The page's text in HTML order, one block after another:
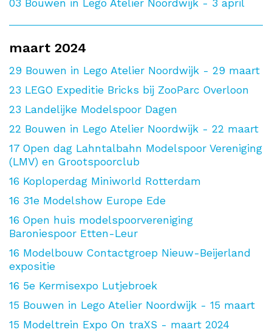
03 Bouwen in Lego Atelier Noordwijk - 3 april
maart 2024
29 Bouwen in Lego Atelier Noordwijk - 29 maart
23 LEGO Expeditie Bricks bij ZooParc Overloon
23 Landelijke Modelspoor Dagen
22 Bouwen in Lego Atelier Noordwijk - 22 maart
17 Open dag Lahntalbahn Modelspoor Vereniging
(LMV) en Grootspoorclub
16 Koploperdag Miniworld Rotterdam
16 31e Modelshow Europe Ede
16 Open huis modelspoorvereniging
Baroniespoor Etten-Leur
16 Modelbouw Contactgroep Nieuw-Beijerland
expositie
16 5e Kermisexpo Lutjebroek
15 Bouwen in Lego Atelier Noordwijk - 15 maart
15 Modeltrein Expo On traXS - maart 2024